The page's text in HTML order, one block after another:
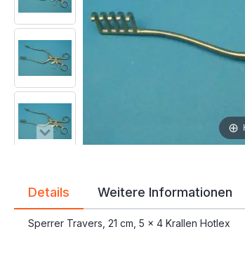
Details
Sperrer Travers, 21 cm, 5 x 4 Krallen Hotlex
Weitere Informationen